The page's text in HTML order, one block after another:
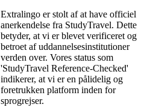
Extralingo er stolt af at have officiel
anerkendelse fra StudyTravel. Dette
betyder, at vi er blevet verificeret og
betroet af uddannelsesinstitutioner
verden over. Vores status som
'StudyTravel Reference-Checked'
indikerer, at vi er en pålidelig og
foretrukken platform inden for
sprogrejser.